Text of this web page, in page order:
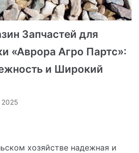
Запчастей для
«Аврора Агро Партс»:
и Широкий
2025
хозяйстве надежная и